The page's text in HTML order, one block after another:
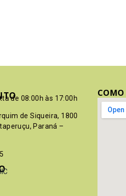
de 08:00h às 17:00h
de Siqueira, 1800
Paraná –
COMO